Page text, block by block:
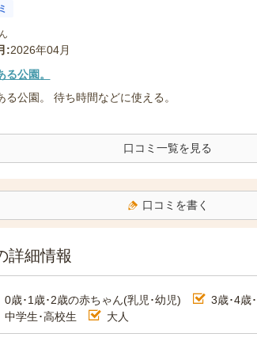
:2026年04月
公園。
る公園。 待ち時間などに使える。
口コミ一覧を見る
口コミを書く
詳細情報
0歳･1歳･2歳の赤ちゃん(乳児･幼児) 3歳･4歳
中学生･高校生
大人